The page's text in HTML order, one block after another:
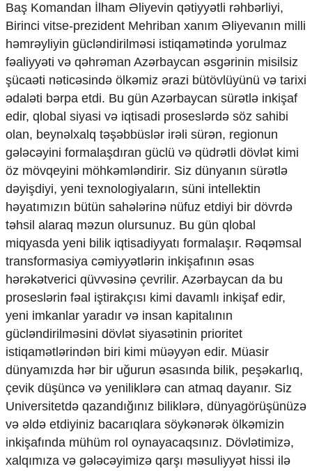
Crossmedia.az - 1 yaş
Siyasət
Məhkəmə və hüquq
Ekologiya
Zəfər - 5
Gənclər və İdman
Media və QHT
Hadisə
Sağlamlıq
Sosium
Mənəvi dəyərlər
Texnologiya
Mətbuat-150
Əlaqə
Missiyamız
Baş Komandan İlham Əliyevin qətiyyətli rəhbərliyi,
Birinci vitse-prezident Mehriban xanım Əliyevanın milli
həmrəyliyin gücləndirilməsi istiqamətində yorulmaz
fəaliyyəti və qəhrəman Azərbaycan əsgərinin misilsiz
şücaəti nəticəsində ölkəmiz ərazi bütövlüyünü və tarixi
ədaləti bərpa etdi. Bu gün Azərbaycan sürətlə inkişaf
edir, qlobal siyasi və iqtisadi proseslərdə söz sahibi
olan, beynəlxalq təşəbbüslər irəli sürən, regionun
gələcəyini formalaşdıran güclü və qüdrətli dövlət kimi
öz mövqeyini möhkəmləndirir. Siz dünyanın sürətlə
dəyişdiyi, yeni texnologiyaların, süni intellektin
həyatımızın bütün sahələrinə nüfuz etdiyi bir dövrdə
təhsil alaraq məzun olursunuz. Bu gün qlobal
miqyasda yeni bilik iqtisadiyyatı formalaşır. Rəqəmsal
transformasiya cəmiyyətlərin inkişafının əsas
hərəkətverici qüvvəsinə çevrilir. Azərbaycan da bu
proseslərin fəal iştirakçısı kimi davamlı inkişaf edir,
yeni imkanlar yaradır və insan kapitalının
gücləndirilməsini dövlət siyasətinin prioritet
istiqamətlərindən biri kimi müəyyən edir. Müasir
dünyamızda hər bir uğurun əsasında bilik, peşəkarlıq,
çevik düşüncə və yeniliklərə can atmaq dayanır. Siz
Universitetdə qazandığınız biliklərə, dünyagörüşünüzə
və əldə etdiyiniz bacarıqlara söykənərək ölkəmizin
inkişafında mühüm rol oynayacaqsınız. Dövlətimizə,
xalqımıza və gələcəyimizə qarşı məsuliyyət hissi ilə